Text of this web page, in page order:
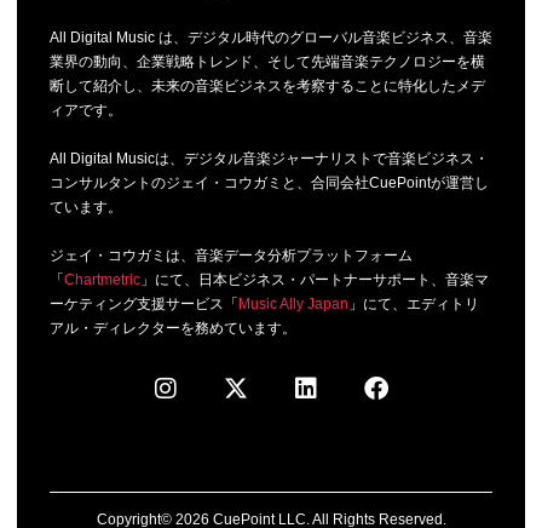
All Digital Music は、デジタル時代のグローバル音楽ビジネス、音楽
業界の動向、企業戦略トレンド、そして先端音楽テクノロジーを横
断して紹介し、未来の音楽ビジネスを考察することに特化したメデ
ィアです。
All Digital Musicは、デジタル音楽ジャーナリストで音楽ビジネス・
コンサルタントのジェイ・コウガミと、合同会社CuePointが運営し
ています。
ジェイ・コウガミは、音楽データ分析プラットフォーム
「Chartmetric」にて、日本ビジネス・パートナーサポート、音楽マ
ーケティング支援サービス「Music Ally Japan 」にて、エディトリ
アル・ディレクターを務めています。
Copyright© 2026 CuePoint LLC. All Rights Reserved.